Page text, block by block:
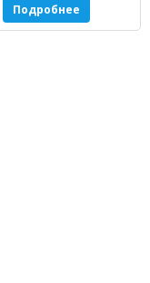
Подробнее